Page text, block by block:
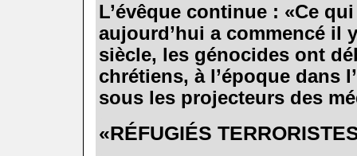
L’évêque continue : «Ce
aujourd’hui a commencé il
siècle, les génocides ont
chrétiens, à l’époque dans
sous les projecteurs des
«RÉFUGIÉS